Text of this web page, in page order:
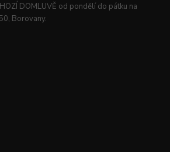
DOMLUVĚ od pondělí do pátku na
Borovany.